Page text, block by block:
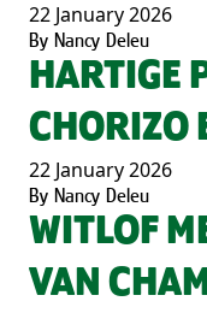
22 January 2026
By Nancy Deleu
HARTIGE
CHORIZO
22 January 2026
By Nancy Deleu
WITLOF
VAN